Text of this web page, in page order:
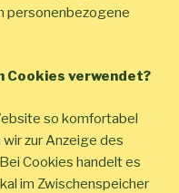
personenbezogene
Cookies verwendet?
so komfortabel
zur Anzeige des
Cookies handelt es
im Zwischenspeicher